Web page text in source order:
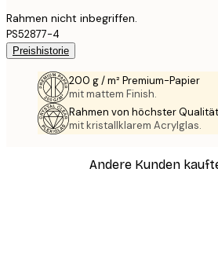
Rahmen nicht inbegriffen.
PS52877-4
Preishistorie
200 g / m² Premium-Papier
mit mattem Finish.
Rahmen von höchster Qualität
mit kristallklarem Acrylglas.
Andere Kunden